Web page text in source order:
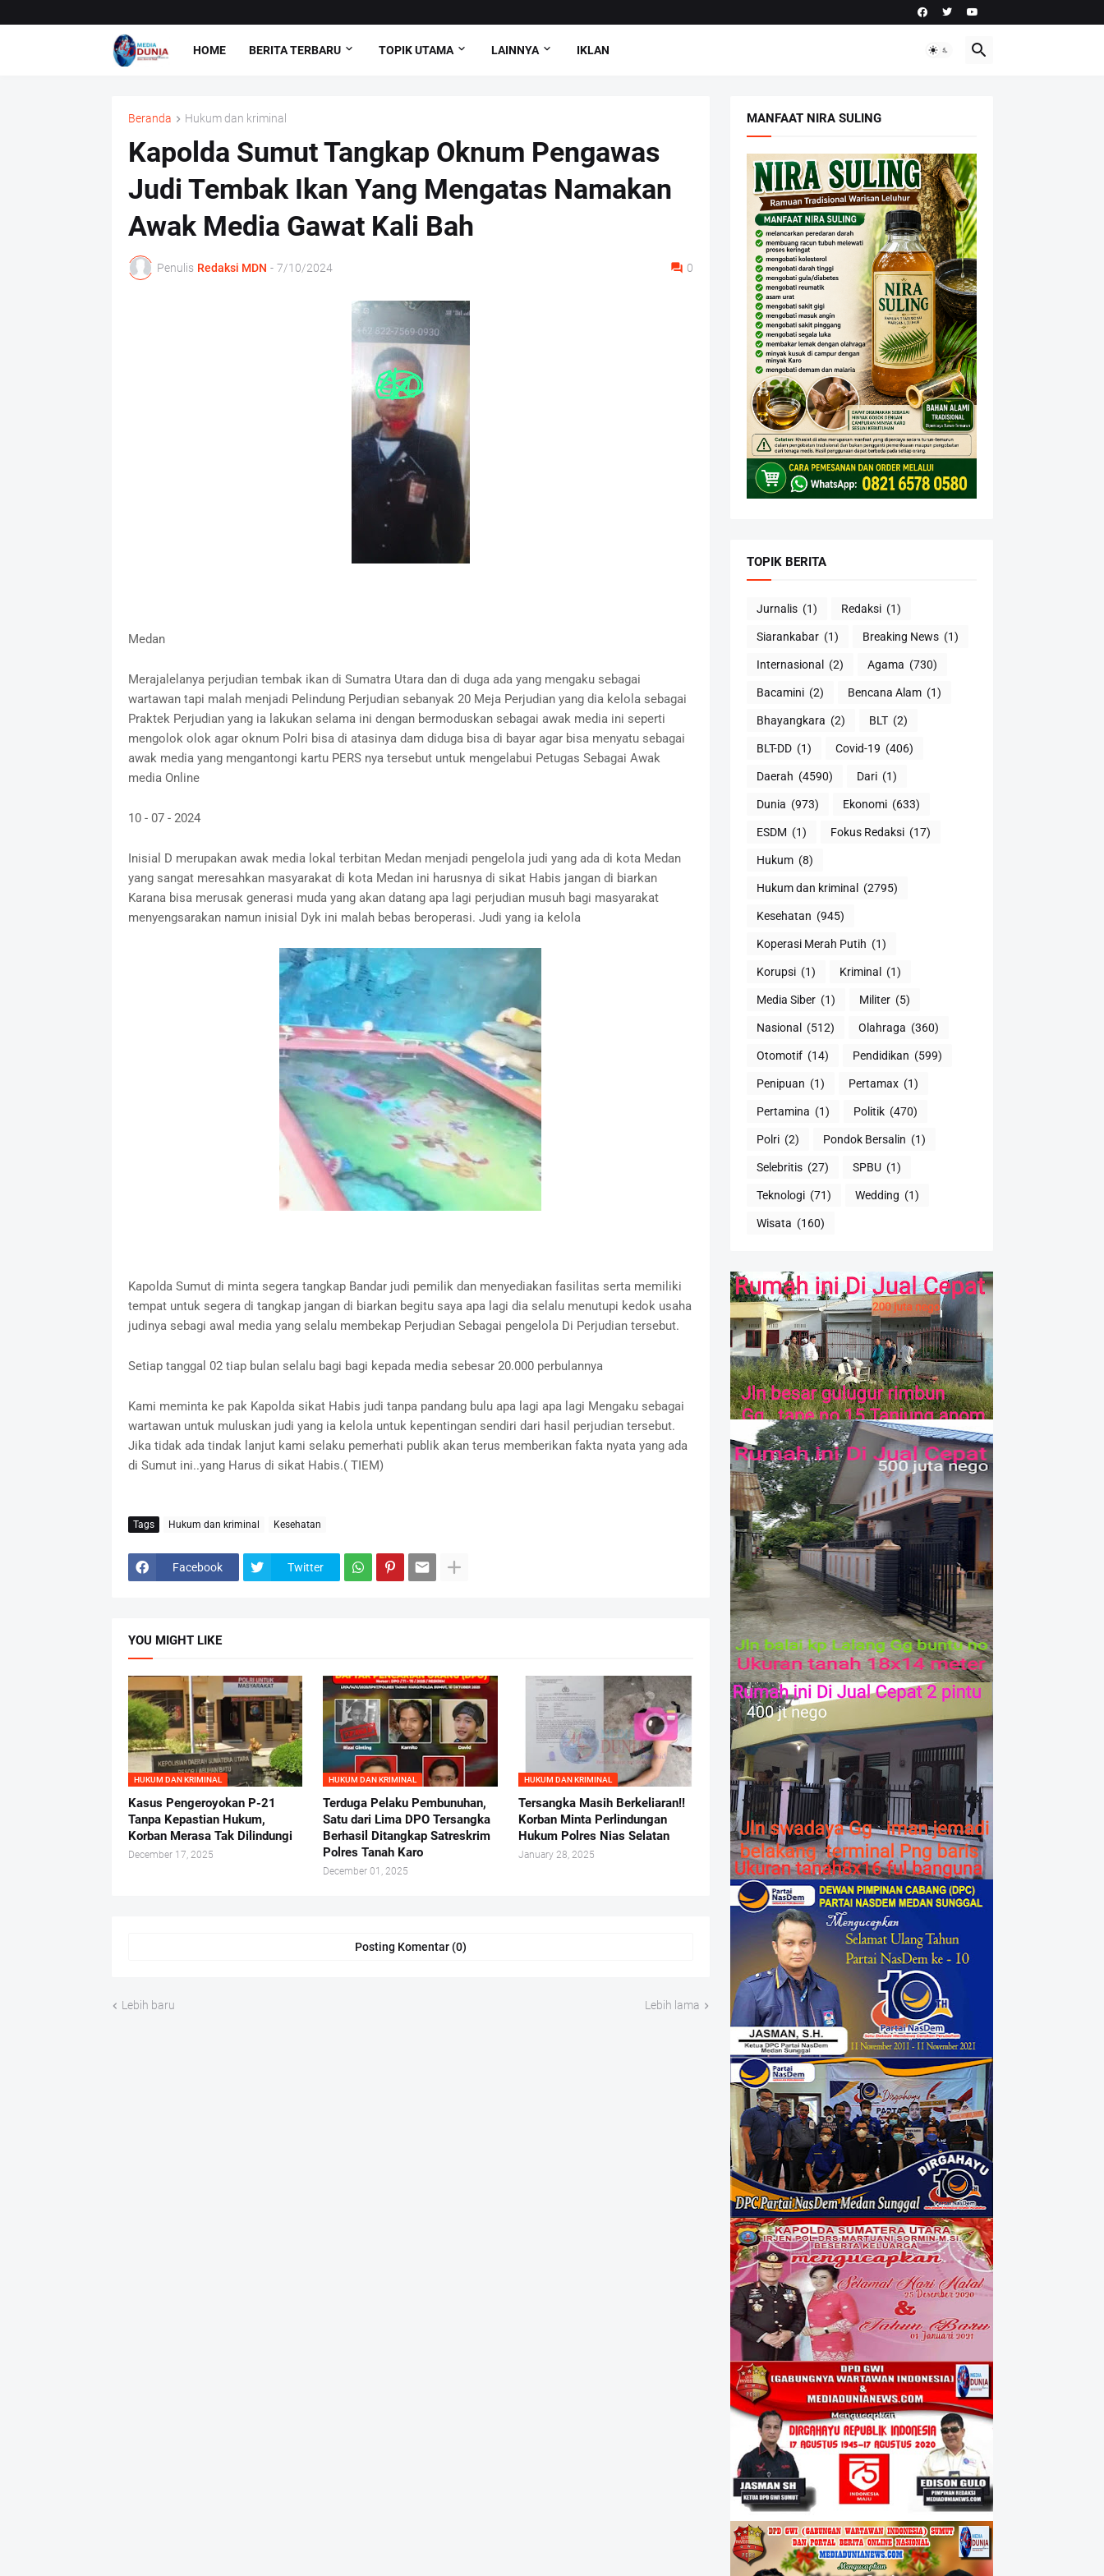
HOME BERITA TERBARU TOPIK UTAMA LAINNYA IKLAN
Beranda Hukum dan kriminal
Kapolda Sumut Tangkap Oknum Pengawas
Judi Tembak Ikan Yang Mengatas Namakan
Awak Media Gawat Kali Bah
Penulis Redaksi MDN - 7/10/2024 0
Medan
Merajalelanya perjudian tembak ikan di Sumatra Utara dan di duga ada yang mengaku sebagai
wartawan tapi malah menjadi Pelindung Perjudian sebanyak 20 Meja Perjudian yang dia kelola sebagai
Praktek Perjudian yang ia lakukan selama ini dengan bermoduskan sebagai awak media ini seperti
mengolok olok agar oknum Polri bisa di atasinya dam diduga bisa di bayar agar bisa menyatu sebagai
awak media yang mengantongi kartu PERS nya tersebut untuk mengelabui Petugas Sebagai Awak
media Online
10 - 07 - 2024
Inisial D merupakan awak media lokal terbitan Medan menjadi pengelola judi yang ada di kota Medan
yang sangat meresahkan masyarakat di kota Medan ini harusnya di sikat Habis jangan di biarkan
Karana bisa merusak generasi muda yang akan datang apa lagi perjudian musuh bagi masyarakat
menyengsarakan namun inisial Dyk ini malah bebas beroperasi. Judi yang ia kelola
Kapolda Sumut di minta segera tangkap Bandar judi pemilik dan menyediakan fasilitas serta memiliki
tempat untuk segera di tangkap jangan di biarkan begitu saya apa lagi dia selalu menutupi kedok usaha
judinya sebagi awal media yang selalu membekap Perjudian Sebagai pengelola Di Perjudian tersebut.
Setiap tanggal 02 tiap bulan selalu bagi bagi kepada media sebesar 20.000 perbulannya
Kami meminta ke pak Kapolda sikat Habis judi tanpa pandang bulu apa lagi apa lagi Mengaku sebagai
wartawan untuk muluskan judi yang ia kelola untuk kepentingan sendiri dari hasil perjudian tersebut.
Jika tidak ada tindak lanjut kami selaku pemerhati publik akan terus memberikan fakta nyata yang ada
di Sumut ini..yang Harus di sikat Habis.( TIEM)
Tags Hukum dan kriminal Kesehatan
Facebook Twitter
YOU MIGHT LIKE
HUKUM DAN KRIMINAL
Kasus Pengeroyokan P-21
Tanpa Kepastian Hukum,
Korban Merasa Tak Dilindungi
December 17, 2025
HUKUM DAN KRIMINAL
Terduga Pelaku Pembunuhan,
Satu dari Lima DPO Tersangka
Berhasil Ditangkap Satreskrim
Polres Tanah Karo
December 01, 2025
HUKUM DAN KRIMINAL
Tersangka Masih Berkeliaran!!
Korban Minta Perlindungan
Hukum Polres Nias Selatan
January 28, 2025
Posting Komentar (0)
Lebih baru Lebih lama
MANFAAT NIRA SULING
TOPIK BERITA
Jurnalis (1) Redaksi (1)
Siarankabar (1) Breaking News (1)
Internasional (2) Agama (730)
Bacamini (2) Bencana Alam (1)
Bhayangkara (2) BLT (2)
BLT-DD (1) Covid-19 (406)
Daerah (4590) Dari (1)
Dunia (973) Ekonomi (633)
ESDM (1) Fokus Redaksi (17)
Hukum (8)
Hukum dan kriminal (2795)
Kesehatan (945)
Koperasi Merah Putih (1)
Korupsi (1) Kriminal (1)
Media Siber (1) Militer (5)
Nasional (512) Olahraga (360)
Otomotif (14) Pendidikan (599)
Penipuan (1) Pertamax (1)
Pertamina (1) Politik (470)
Polri (2) Pondok Bersalin (1)
Selebritis (27) SPBU (1)
Teknologi (71) Wedding (1)
Wisata (160)